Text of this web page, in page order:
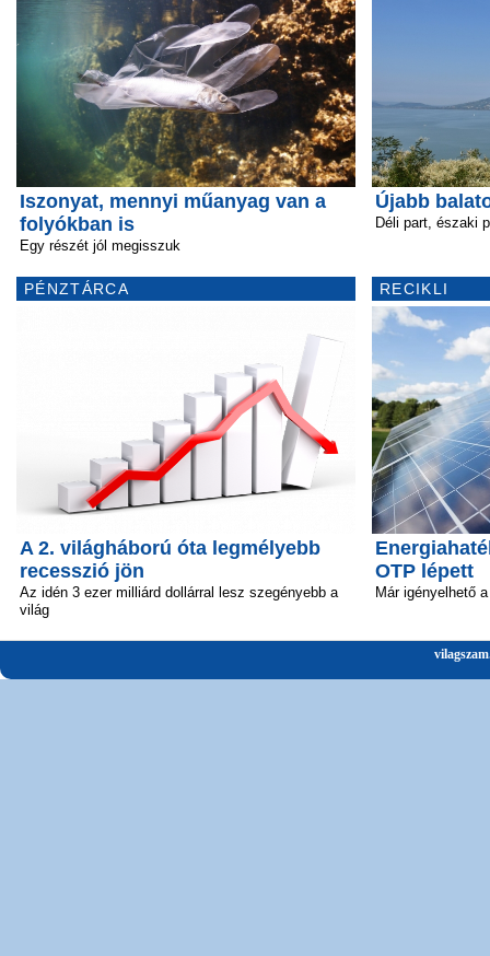
Iszonyat, mennyi műanyag van a
folyókban is
Egy részét jól megisszuk
PÉNZTÁRCA
A 2. világháború óta legmélyebb
recesszió jön
Az idén 3 ezer milliárd dollárral lesz szegényebb a
világ
Újabb
Déli part, északi
RECIKLI
OTP lépett
Már igényelhető